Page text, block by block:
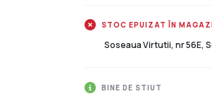
STOC EPUIZAT ÎN
Soseaua Virtutii, nr 56E,
BINE DE STIUT